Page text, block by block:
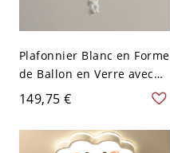
Plafonnier Blanc en Forme
de Ballon en Verre avec
Décor d'Astronaute Style
Enfant Luminaire Encastré
Intérieur - Blanc 110 V-
120 V 17,78 cm Football
149,75 €